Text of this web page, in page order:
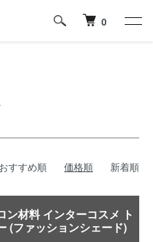
0
おすすめ順 価格順 新着順
ン材料 インターコスメ ト
(ファッションシェード)